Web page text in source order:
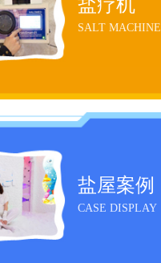
SALT MACHINE
盐屋案例
CASE DISPLAY